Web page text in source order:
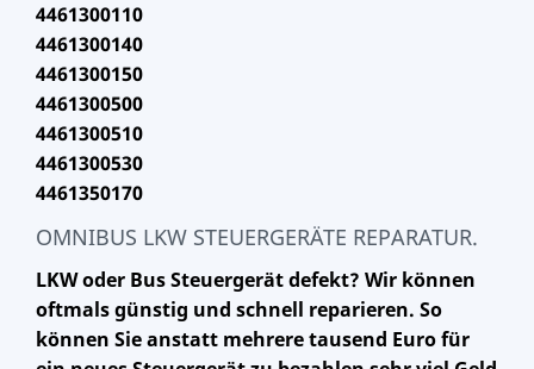
4461300110
4461300140
4461300150
4461300500
4461300510
4461300530
4461350170
OMNIBUS LKW STEUERGERÄTE REPARATUR.
LKW oder Bus Steuergerät defekt? Wir können
oftmals günstig und schnell reparieren. So
können Sie anstatt mehrere tausend Euro für